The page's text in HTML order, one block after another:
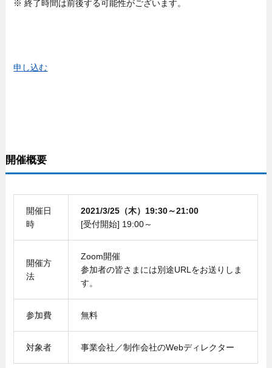
※ 終了時間は前後する可能性がございます。
申し込む
開催概要
開催日
時
2021/3/25（木）19:30～21:00
[受付開始] 19:00～
開催方
法
Zoom開催
参加者の皆さまには別途URLをお送りしま
す。
参加費 無料
対象者 事業会社／制作会社のWebディレクター